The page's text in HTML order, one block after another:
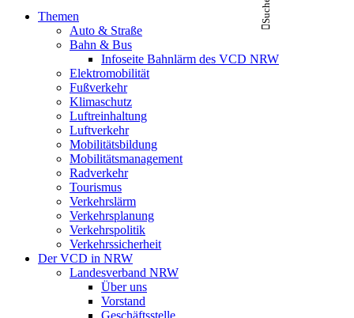
Themen
Auto & Straße
Bahn & Bus
Infoseite Bahnlärm des VCD NRW
Elektromobilität
Fußverkehr
Klimaschutz
Luftreinhaltung
Luftverkehr
Mobilitätsbildung
Mobilitätsmanagement
Radverkehr
Tourismus
Verkehrslärm
Verkehrsplanung
Verkehrspolitik
Verkehrssicherheit
Der VCD in NRW
Landesverband NRW
Über uns
Vorstand
Geschäftsstelle